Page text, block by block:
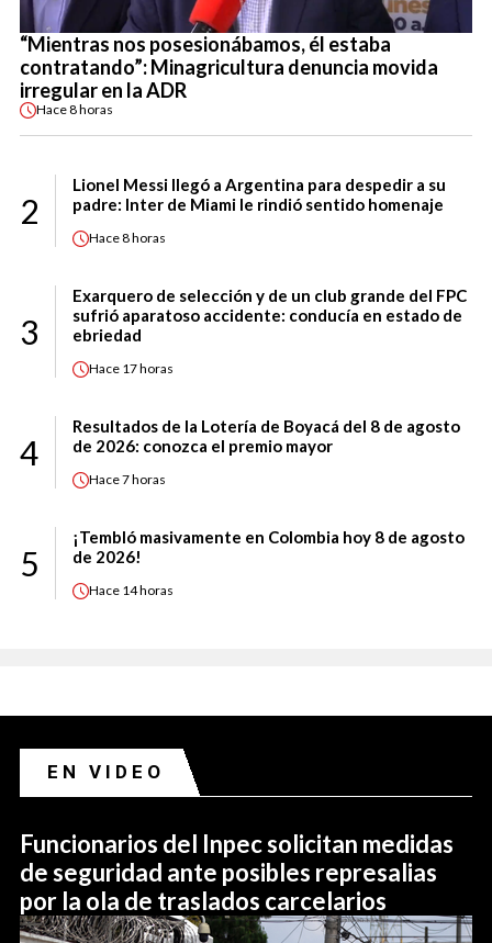
“Mientras nos posesionábamos, él estaba
contratando”: Minagricultura denuncia movida
irregular en la ADR
Hace8 horas
2
Lionel Messi llegó a Argentina para despedir a su
padre: Inter de Miami le rindió sentido homenaje
Hace8 horas
3
Exarquero de selección y de un club grande del FPC
sufrió aparatoso accidente: conducía en estado de
ebriedad
Hace 17 horas
4
Resultados de la Lotería de Boyacá del 8 de agosto
de 2026: conozca el premio mayor
Hace7 horas
5
¡Tembló masivamente en Colombia hoy 8 de agosto
de 2026!
Hace 14 horas
EN VIDEO
Funcionarios del Inpec solicitan medidas
de seguridad ante posibles represalias
por la ola de traslados carcelarios